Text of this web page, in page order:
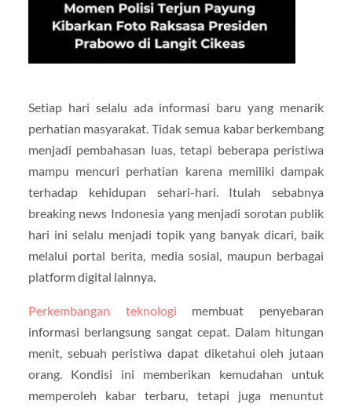
Setiap hari selalu ada informasi baru yang menarik
perhatian masyarakat. Tidak semua kabar berkembang
menjadi pembahasan luas, tetapi beberapa peristiwa
mampu mencuri perhatian karena memiliki dampak
terhadap kehidupan sehari-hari. Itulah sebabnya
breaking news Indonesia yang menjadi sorotan publik
hari ini selalu menjadi topik yang banyak dicari, baik
melalui portal berita, media sosial, maupun berbagai
platform digital lainnya.
Perkembangan teknologi membuat penyebaran
informasi berlangsung sangat cepat. Dalam hitungan
menit, sebuah peristiwa dapat diketahui oleh jutaan
orang. Kondisi ini memberikan kemudahan untuk
memperoleh kabar terbaru, tetapi juga menuntut